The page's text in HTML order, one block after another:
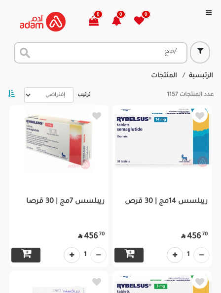
0
0
0
الرئيسية المنتجات
عدد المنتجات 1157 ترتيب
ريبلسس 14مج | 30 قرص
70
456

1
ريبلسس 7مج | 30 قرصا
70
456

1